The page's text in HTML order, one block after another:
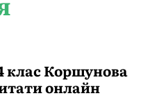
клас Коршунова
онлайн